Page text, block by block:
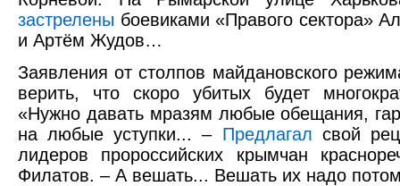
застрелены боевиками «Правого сектора»
и Артём Жудов…
Заявления от столпов майдановского
верить, что скоро убитых будет
«Нужно давать мразям любые обещания,
на любые уступки... – Предлагал свой
лидеров пророссийских крымчан
Филатов. – А вешать... Вешать их надо